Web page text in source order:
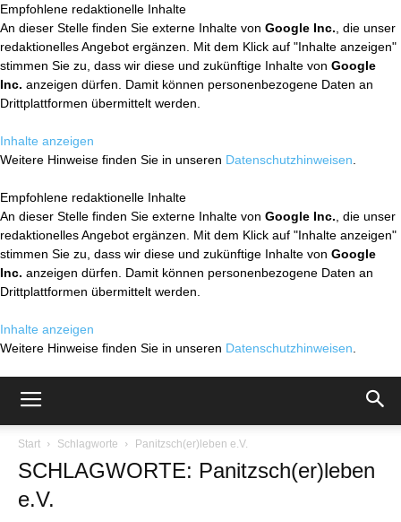
Empfohlene redaktionelle Inhalte
An dieser Stelle finden Sie externe Inhalte von Google Inc. , die unser
redaktionelles Angebot ergänzen. Mit dem Klick auf "Inhalte anzeigen"
stimmen Sie zu, dass wir diese und zukünftige Inhalte von Google
Inc. anzeigen dürfen. Damit können personenbezogene Daten an
Drittplattformen übermittelt werden.
Inhalte anzeigen
Weitere Hinweise finden Sie in unseren Datenschutzhinweisen
Empfohlene redaktionelle Inhalte
An dieser Stelle finden Sie externe Inhalte von Google Inc. , die unser
redaktionelles Angebot ergänzen. Mit dem Klick auf "Inhalte anzeigen"
stimmen Sie zu, dass wir diese und zukünftige Inhalte von Google
Inc. anzeigen dürfen. Damit können personenbezogene Daten an
Drittplattformen übermittelt werden.
Inhalte anzeigen
Weitere Hinweise finden Sie in unseren Datenschutzhinweisen
Start Schlagworte Panitzsch(er)leben e.V.
SCHLAGWORTE: Panitzsch(er)leben
e.V.